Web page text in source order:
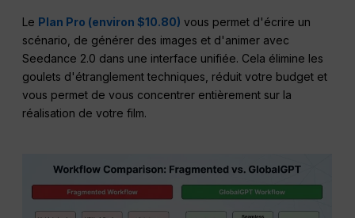
Le Plan Pro (environ $10.80) vous permet d'écrire un
scénario, de générer des images et d'animer avec
Seedance 2.0 dans une interface unifiée. Cela élimine les
goulets d'étranglement techniques, réduit votre budget et
vous permet de vous concentrer entièrement sur la
réalisation de votre film.